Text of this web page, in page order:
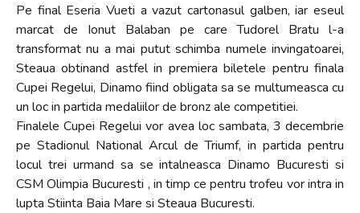
Pe final Eseria Vueti a vazut cartonasul galben, iar eseul
marcat de Ionut Balaban pe care Tudorel Bratu l-a
transformat nu a mai putut schimba numele invingatoarei,
Steaua obtinand astfel in premiera biletele pentru finala
Cupei Regelui, Dinamo fiind obligata sa se multumeasca cu
un loc in partida medaliilor de bronz ale competitiei.
Finalele Cupei Regelui vor avea loc sambata, 3 decembrie
pe Stadionul National Arcul de Triumf, in partida pentru
locul trei urmand sa se intalneasca Dinamo Bucuresti si
CSM Olimpia Bucuresti , in timp ce pentru trofeu vor intra in
lupta Stiinta Baia Mare si Steaua Bucuresti.